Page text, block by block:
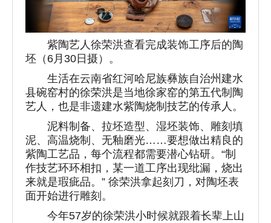
紫陶艺人徐荣洪查看完成装饰工序后的陶
坯（6月30日摄）。
生活在云南省红河哈尼族彝族自治州建水
县碗窑村的徐荣洪是当地徐家窑的第五代制陶
艺人，也是非遗建水紫陶烧制技艺的传承人。
泥料制备、拉坯造型、湿坯装饰、雕刻填
泥、高温烧制、无釉磨光……要想做出精良的
紫陶工艺品，每个流程都需要潜心钻研。“制
作技艺环环相扣，某一道工序出现纰漏，烧出
来就是瑕疵品。” 徐荣洪拿起刻刀，对陶坯表
面开始进行雕刻。
今年57岁的徐荣洪小时候就跟着长辈上山